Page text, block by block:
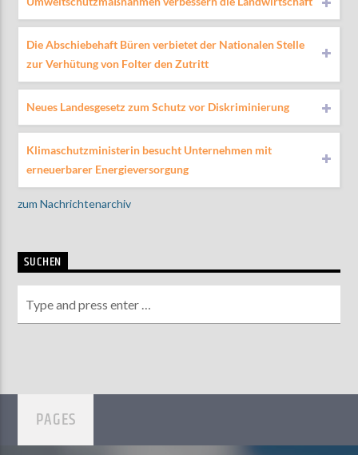
Die Abschiebehaft Büren verbietet der Nationalen Stelle
zur Verhütung von Folter den Zutritt
Neues Landesgesetz zum Schutz vor Diskriminierung
Klimaschutzministerin besucht Unternehmen mit
erneuerbarer Energieversorgung
zum Nachrichtenarchiv
SUCHEN
PAGES